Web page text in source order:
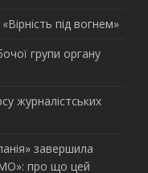
під вогнем»
групи органу
журналістських
завершила
про що цей